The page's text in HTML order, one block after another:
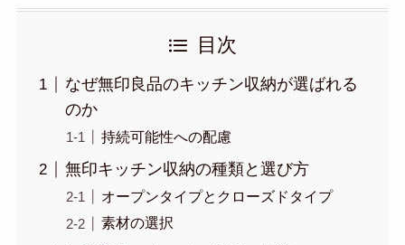
目次
なぜ無印良品のキッチン収納が選ばれる
のか
持続可能性への配慮
無印キッチン収納の種類と選び方
オープンタイプとクローズドタイプ
素材の選択